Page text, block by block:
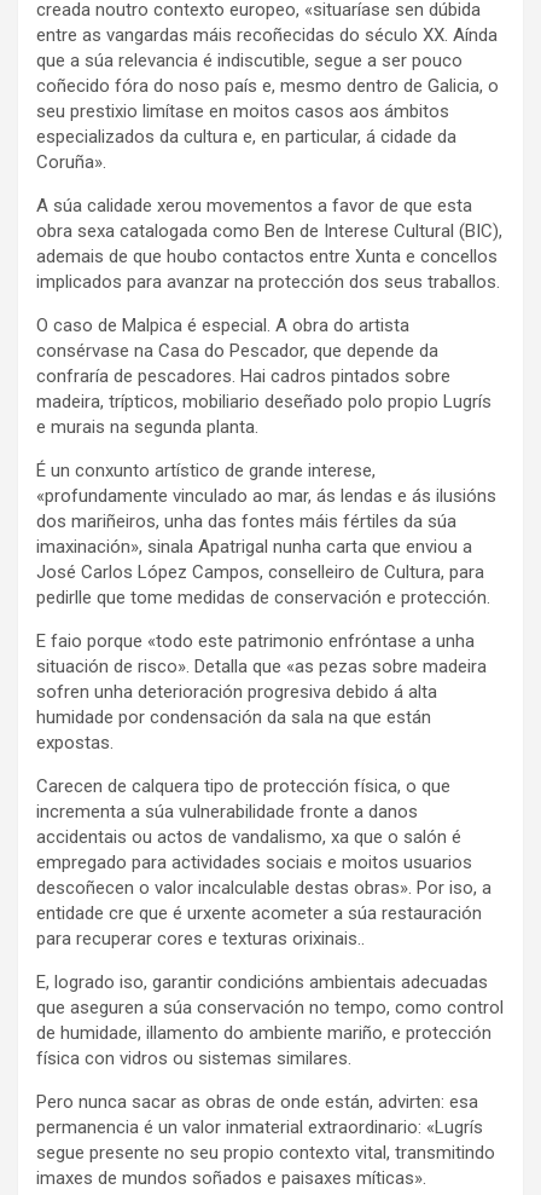
creada noutro contexto europeo, «situaríase sen dúbida
entre as vangardas máis recoñecidas do século XX. Aínda
que a súa relevancia é indiscutible, segue a ser pouco
coñecido fóra do noso país e, mesmo dentro de Galicia, o
seu prestixio limítase en moitos casos aos ámbitos
especializados da cultura e, en particular, á cidade da
Coruña».
A súa calidade xerou movementos a favor de que esta
obra sexa catalogada como Ben de Interese Cultural (BIC),
ademais de que houbo contactos entre Xunta e concellos
implicados para avanzar na protección dos seus traballos.
O caso de Malpica é especial. A obra do artista
consérvase na Casa do Pescador, que depende da
confraría de pescadores. Hai cadros pintados sobre
madeira, trípticos, mobiliario deseñado polo propio Lugrís
e murais na segunda planta.
É un conxunto artístico de grande interese,
«profundamente vinculado ao mar, ás lendas e ás ilusións
dos mariñeiros, unha das fontes máis fértiles da súa
imaxinación», sinala Apatrigal nunha carta que enviou a
José Carlos López Campos, conselleiro de Cultura, para
pedirlle que tome medidas de conservación e protección.
E faio porque «todo este patrimonio enfróntase a unha
situación de risco». Detalla que «as pezas sobre madeira
sofren unha deterioración progresiva debido á alta
humidade por condensación da sala na que están
expostas.
Carecen de calquera tipo de protección física, o que
incrementa a súa vulnerabilidade fronte a danos
accidentais ou actos de vandalismo, xa que o salón é
empregado para actividades sociais e moitos usuarios
descoñecen o valor incalculable destas obras». Por iso, a
entidade cre que é urxente acometer a súa restauración
para recuperar cores e texturas orixinais..
E, logrado iso, garantir condicións ambientais adecuadas
que aseguren a súa conservación no tempo, como control
de humidade, illamento do ambiente mariño, e protección
física con vidros ou sistemas similares.
Pero nunca sacar as obras de onde están, advirten: esa
permanencia é un valor inmaterial extraordinario: «Lugrís
segue presente no seu propio contexto vital, transmitindo
imaxes de mundos soñados e paisaxes míticas».